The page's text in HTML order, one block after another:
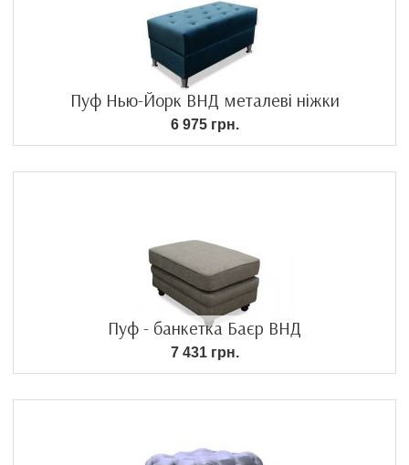
Пуф Нью-Йорк ВНД металеві ніжки
6 975 грн.
Пуф - банкетка Баєр ВНД
7 431 грн.